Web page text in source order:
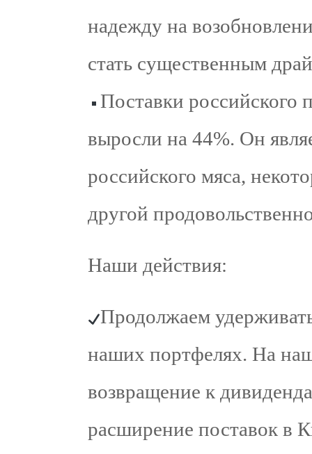
надежду на
стать существенным
Поставки российского
выросли на 44%. Он
российского мяса,
другой
Наши действия:
Продолжаем
наших портфелях. На
возвращение к
расширение поставок в